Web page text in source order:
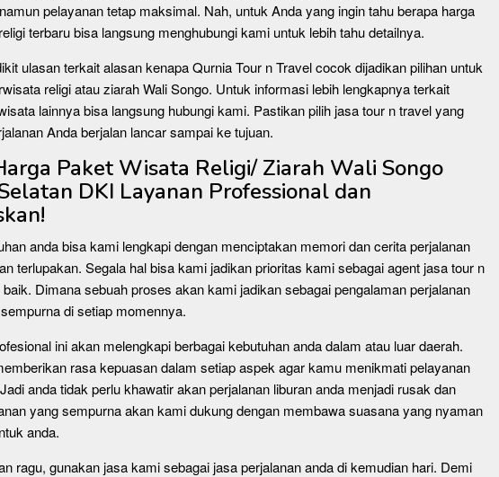
pelayanan tetap maksimal. Nah, untuk Anda yang ingin tahu berapa harga
terbaru bisa langsung menghubungi kami untuk lebih tahu detailnya.
ulasan terkait alasan kenapa Qurnia Tour n Travel cocok dijadikan pilihan untuk
religi atau ziarah Wali Songo. Untuk informasi lebih lengkapnya terkait
lainnya bisa langsung hubungi kami. Pastikan pilih jasa tour n travel yang
Anda berjalan lancar sampai ke tujuan.
Paket Wisata Religi/ Ziarah Wali Songo
DKI Layanan Professional dan
anda bisa kami lengkapi dengan menciptakan memori dan cerita perjalanan
terlupakan. Segala hal bisa kami jadikan prioritas kami sebagai agent jasa tour n
Dimana sebuah proses akan kami jadikan sebagai pengalaman perjalanan
di setiap momennya.
ini akan melengkapi berbagai kebutuhan anda dalam atau luar daerah.
rasa kepuasan dalam setiap aspek agar kamu menikmati pelayanan
anda tidak perlu khawatir akan perjalanan liburan anda menjadi rusak dan
yang sempurna akan kami dukung dengan membawa suasana yang nyaman
anda.
ragu, gunakan jasa kami sebagai jasa perjalanan anda di kemudian hari. Demi